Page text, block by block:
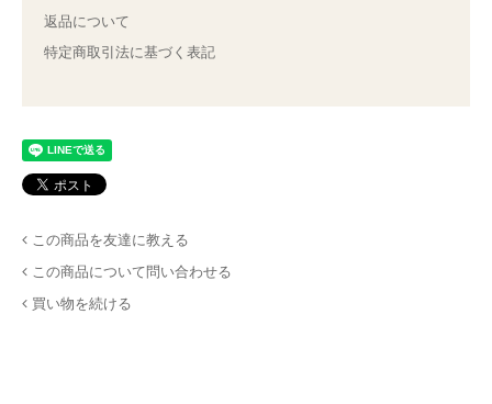
返品について
特定商取引法に基づく表記
この商品を友達に教える
この商品について問い合わせる
買い物を続ける